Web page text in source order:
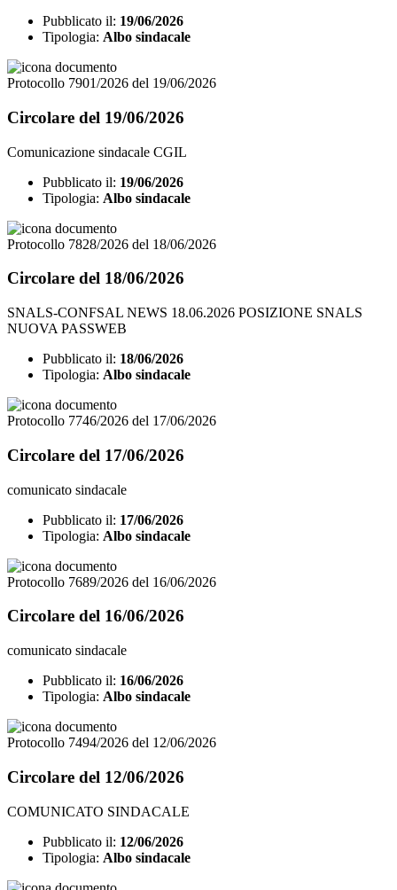
Pubblicato il: 19/06/2026
Tipologia: Albo sindacale
Protocollo 7901/2026 del 19/06/2026
Circolare del 19/06/2026
Comunicazione sindacale CGIL
Pubblicato il: 19/06/2026
Tipologia: Albo sindacale
Protocollo 7828/2026 del 18/06/2026
Circolare del 18/06/2026
SNALS-CONFSAL NEWS 18.06.2026 POSIZIONE SNALS
NUOVA PASSWEB
Pubblicato il: 18/06/2026
Tipologia: Albo sindacale
Protocollo 7746/2026 del 17/06/2026
Circolare del 17/06/2026
comunicato sindacale
Pubblicato il: 17/06/2026
Tipologia: Albo sindacale
Protocollo 7689/2026 del 16/06/2026
Circolare del 16/06/2026
comunicato sindacale
Pubblicato il: 16/06/2026
Tipologia: Albo sindacale
Protocollo 7494/2026 del 12/06/2026
Circolare del 12/06/2026
COMUNICATO SINDACALE
Pubblicato il: 12/06/2026
Tipologia: Albo sindacale